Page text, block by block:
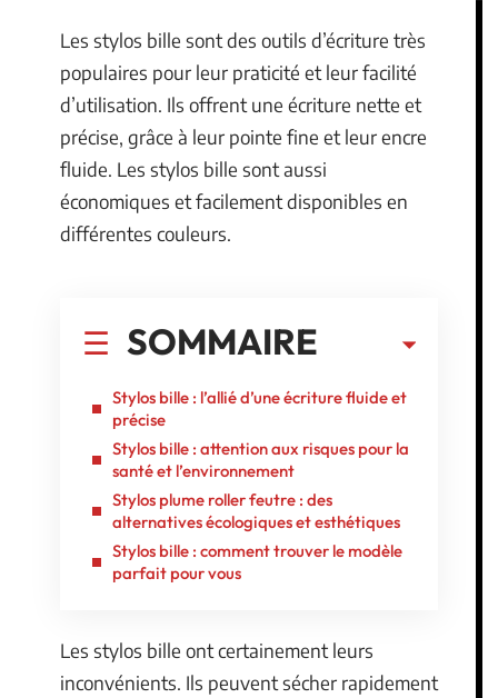
Les stylos bille sont des outils d’écriture très
populaires pour leur praticité et leur facilité
d’utilisation. Ils offrent une écriture nette et
précise, grâce à leur pointe fine et leur encre
fluide. Les stylos bille sont aussi
économiques et facilement disponibles en
différentes couleurs.
SOMMAIRE
Stylos bille : l’allié d’une écriture fluide et
précise
Stylos bille : attention aux risques pour la
santé et l’environnement
Stylos plume roller feutre : des
alternatives écologiques et esthétiques
Stylos bille : comment trouver le modèle
parfait pour vous
Les stylos bille ont certainement leurs
inconvénients. Ils peuvent sécher rapidement